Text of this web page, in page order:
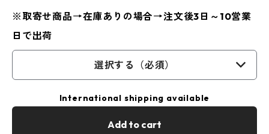
※取寄せ商品→在庫ありの場合→注文後3日～10営業
日で出荷
選択する（必須）
International shipping available
Add to cart